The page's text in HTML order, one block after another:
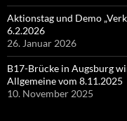
Aktionstag und Demo
6.2.2026
26. Januar 2026
B17-Brücke in Augsburg
Allgemeine vom 8.11.2025
10. November 2025